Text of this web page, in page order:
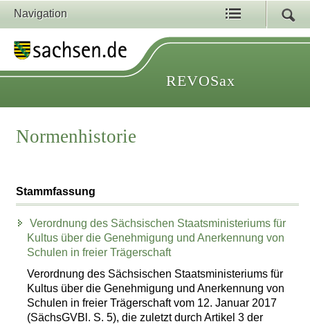
Navigation
REVOSax
Normenhistorie
Stammfassung
Verordnung des Sächsischen Staatsministeriums für
Kultus über die Genehmigung und Anerkennung von
Schulen in freier Trägerschaft
Verordnung des Sächsischen Staatsministeriums für
Kultus über die Genehmigung und Anerkennung von
Schulen in freier Trägerschaft vom 12. Januar 2017
(SächsGVBl. S. 5), die zuletzt durch Artikel 3 der